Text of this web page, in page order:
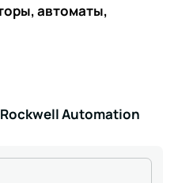
автоматы,
Automation